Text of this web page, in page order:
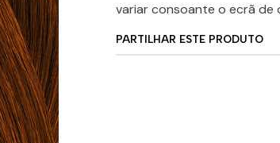
variar consoante o ecrã de
PARTILHAR ESTE PRODUTO